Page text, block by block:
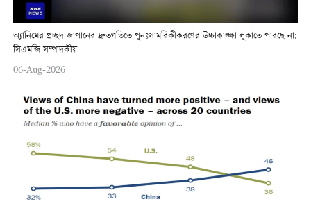
অ্যানিমের প্রচ্ছদ জাপানের দ্রুতগতিতে পুনঃসামরিকীকরণের উচ্চাকাঙ্ক্ষা লুকাতে পারছে না:
সিএমজি সম্পাদকীয়
06-Aug-2026